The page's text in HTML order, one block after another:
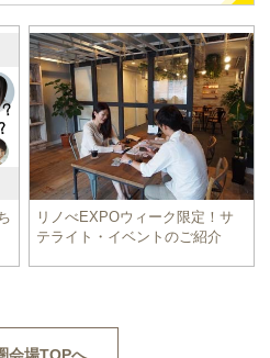
リノべEXPOウィーク限定！サ
テライト・イベントのご紹介
会場TOPへ